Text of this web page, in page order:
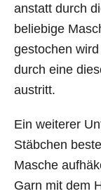
anstatt durch
beliebige
gestochen
durch eine
austritt.
Ein weiterer
Stäbchen
Masche
Garn mit dem